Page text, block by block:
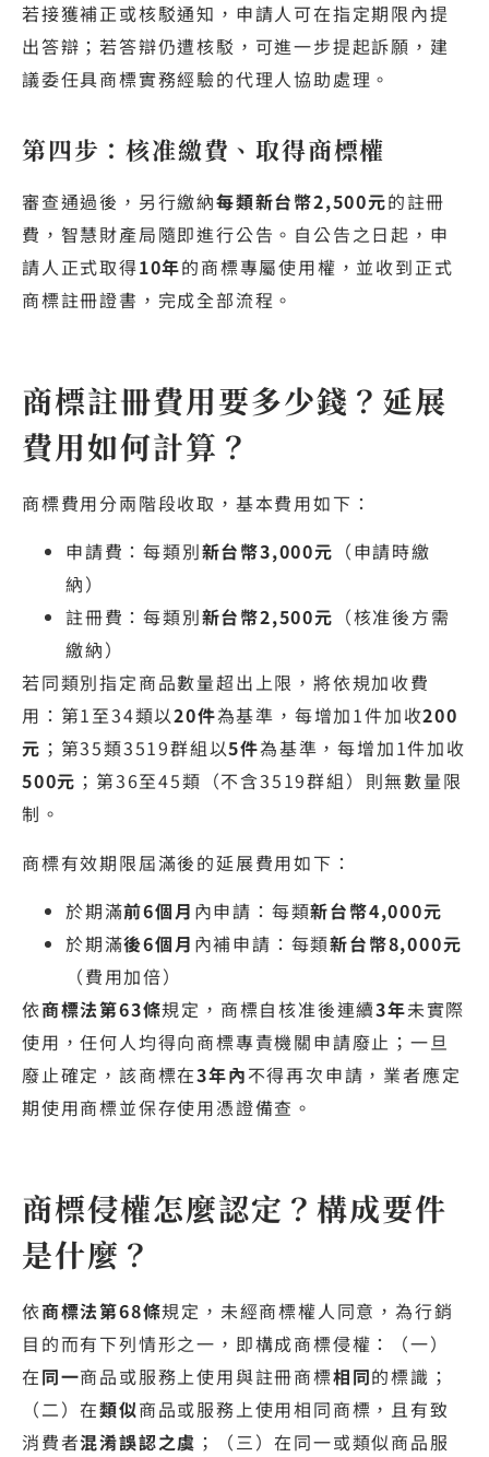
若接獲補正或核駁通知，申請人可在指定期限內提
出答辯；若答辯仍遭核駁，可進一步提起訴願，建
議委任具商標實務經驗的代理人協助處理。
第四步：核准繳費、取得商標權
審查通過後，另行繳納每類新台幣2,500元的註冊
費，智慧財產局隨即進行公告。自公告之日起，申
請人正式取得10年的商標專屬使用權，並收到正式
商標註冊證書，完成全部流程。
商標註冊費用要多少錢？延展
費用如何計算？
商標費用分兩階段收取，基本費用如下：
申請費：每類別新台幣3,000元 （申請時繳
納）
註冊費：每類別新台幣2,500元 （核准後方需
繳納）
若同類別指定商品數量超出上限，將依規加收費
用：第1至34類以20件為基準，每增加1件加收200
元 ；第35類3519群組以5件為基準，每增加1件加收
500元 ；第36至45類（不含3519群組）則無數量限
制。
商標有效期限屆滿後的延展費用如下：
於期滿前6個月 內申請：每類新台幣4,000元
於期滿後6個月 內補申請：每類新台幣8,000元
（費用加倍）
依商標法第63條規定，商標自核准後連續3年未實際
使用，任何人均得向商標專責機關申請廢止；一旦
廢止確定，該商標在3年內不得再次申請，業者應定
期使用商標並保存使用憑證備查。
商標侵權怎麼認定？構成要件
是什麼？
依商標法第68條規定，未經商標權人同意，為行銷
目的而有下列情形之一，即構成商標侵權：（一）
在同一商品或服務上使用與註冊商標相同的標識；
（二）在類似商品或服務上使用相同商標，且有致
消費者混淆誤認之虞 ；（三）在同一或類似商品服